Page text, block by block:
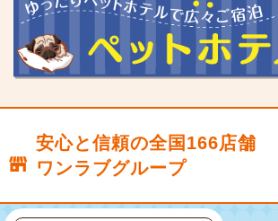
安心と信頼の全国166店舗
ワンラブグループ